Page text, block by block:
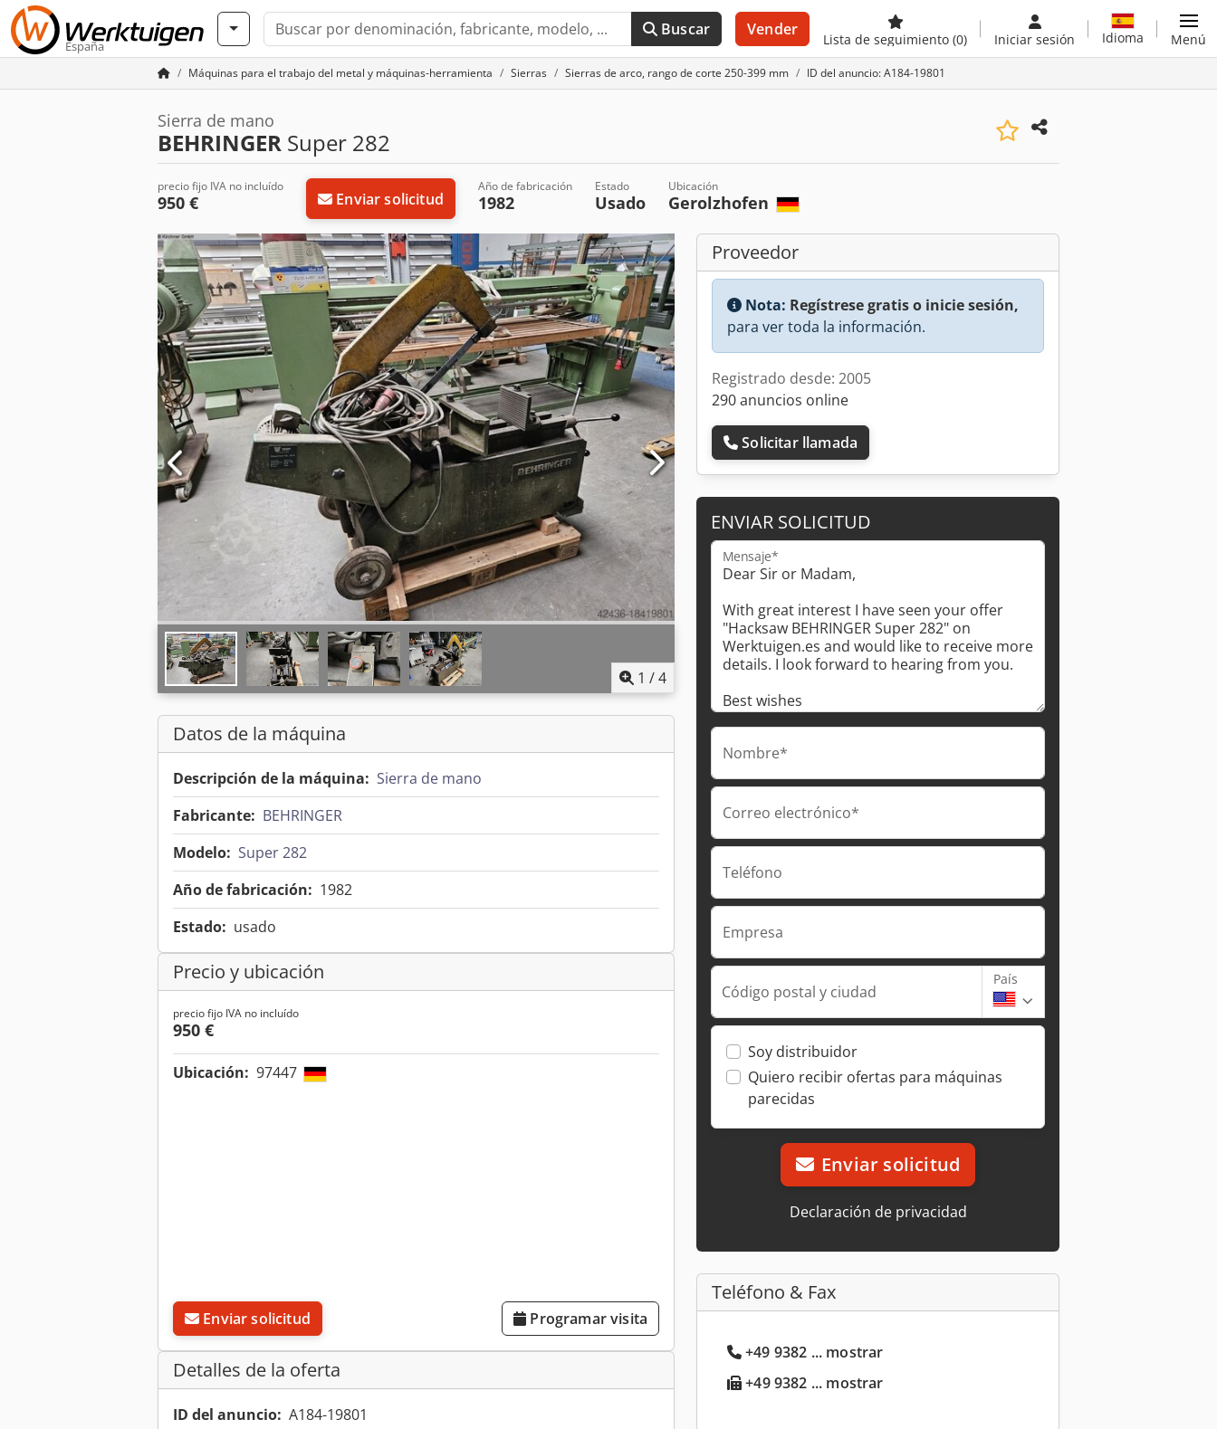
España
Buscar Vender
Lista de seguimiento (0) Iniciar sesión Idioma Menú
Máquinas para el trabajo del metal y máquinas-herramienta Sierras Sierras de arco, rango de corte 250-399 mm ID del anuncio: A184-19801
Sierra de mano
BEHRINGER Super 282
precio fijo IVA no incluído
950 € Enviar solicitud
Año de fabricación
1982
Estado
Usado
Ubicación
Gerolzhofen
1 /4
Datos de la máquina
Descripción de la máquina: Sierra de mano
Fabricante: BEHRINGER
Modelo: Super 282
Año de fabricación: 1982
Estado: usado
Precio y ubicación
precio fijo IVA no incluído
950 €
Ubicación: 97447
Enviar solicitud Programar visita
Detalles de la oferta
ID del anuncio: A184-19801
Proveedor
Nota: Regístrese gratis o inicie sesión,
para ver toda la información.
Registrado desde: 2005
290 anuncios online
Solicitar llamada
ENVIAR SOLICITUD
Mensaje*
Nombre*
Correo electrónico*
Teléfono
Empresa
Código postal y ciudad
País
Soy distribuidor
Quiero recibir ofertas para máquinas
parecidas
Enviar solicitud
Declaración de privacidad
Teléfono & Fax
+49 9382 ... mostrar
+49 9382 ... mostrar